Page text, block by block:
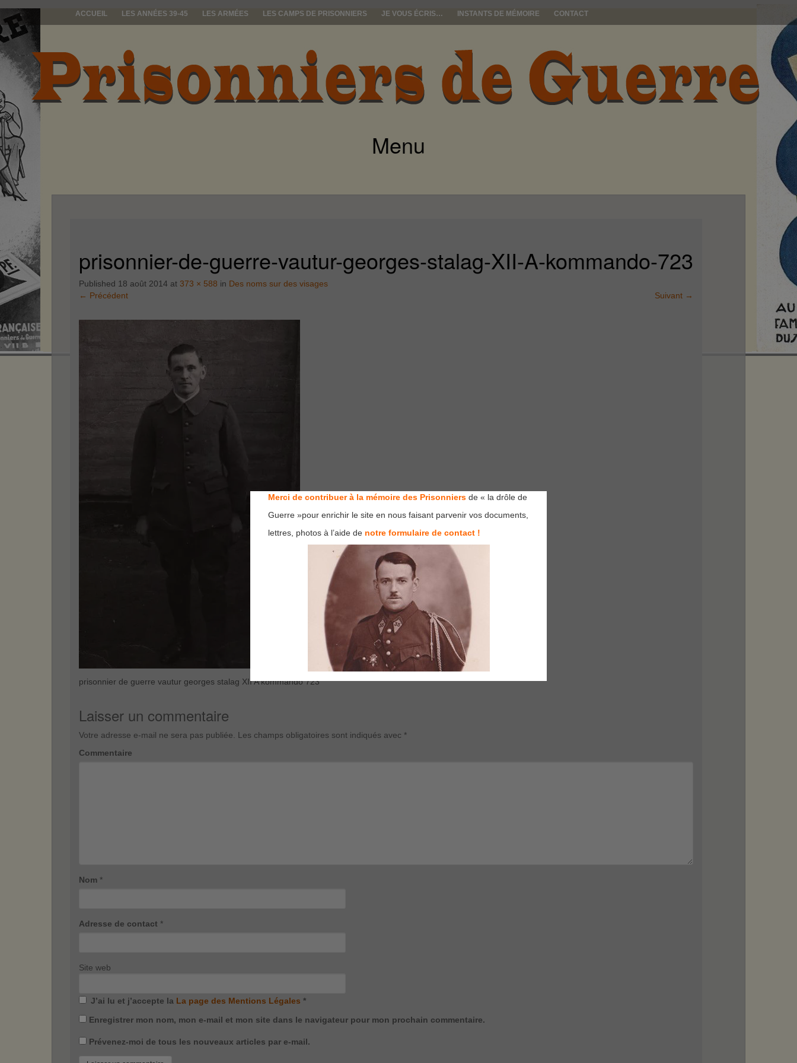
ACCUEIL LES ANNÉES 39-45 LES ARMÉES LES CAMPS DE PRISONNIERS JE VOUS ÉCRIS… INSTANTS DE MÉMOIRE CONTACT
prisonniers de guerre
Menu
prisonnier-de-guerre-vautur-georges-stalag-XII-A-kommando-723
Published 18 août 2014 at 373 × 588 in Des noms sur des visages
← Précédent Suivant →
prisonnier de guerre vautur georges stalag XII A kommando 723
Laisser un commentaire
Votre adresse e-mail ne sera pas publiée. Les champs obligatoires sont indiqués avec *
Commentaire
Nom *
Adresse de contact *
Site web
J’ai lu et j’accepte la La page des Mentions Légales *
Enregistrer mon nom, mon e-mail et mon site dans le navigateur pour mon prochain commentaire.
Prévenez-moi de tous les nouveaux articles par e-mail.
Merci de contribuer à la mémoire des Prisonniers de « la drôle de
Guerre »pour enrichir le site en nous faisant parvenir vos documents,
lettres, photos à l’aide de notre formulaire de contact !